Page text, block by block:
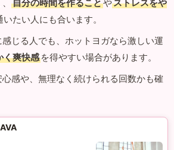
自分の時間を作ることやストレスをや
いたい人にも合います。
じる人でも、ホットヨガなら激しい運
く爽快感 を得やすい場合があります。
感や、無理なく続けられる回数かも確